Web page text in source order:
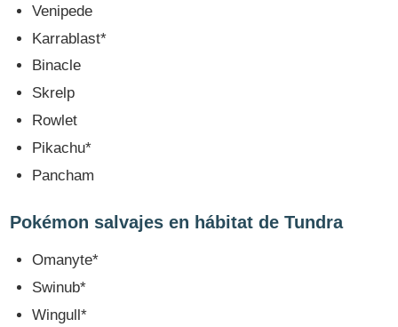
Venipede
Karrablast*
Binacle
Skrelp
Rowlet
Pikachu*
Pancham
Pokémon salvajes en hábitat de Tundra
Omanyte*
Swinub*
Wingull*